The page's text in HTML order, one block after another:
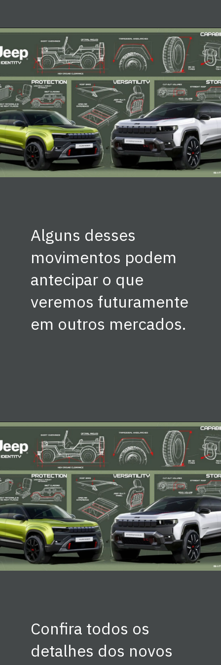
Alguns desses
movimentos podem
antecipar o que
veremos futuramente
Confira todos os
detalhes dos novos